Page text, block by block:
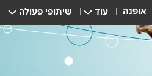
אופנה עוד שיתופי פעולה